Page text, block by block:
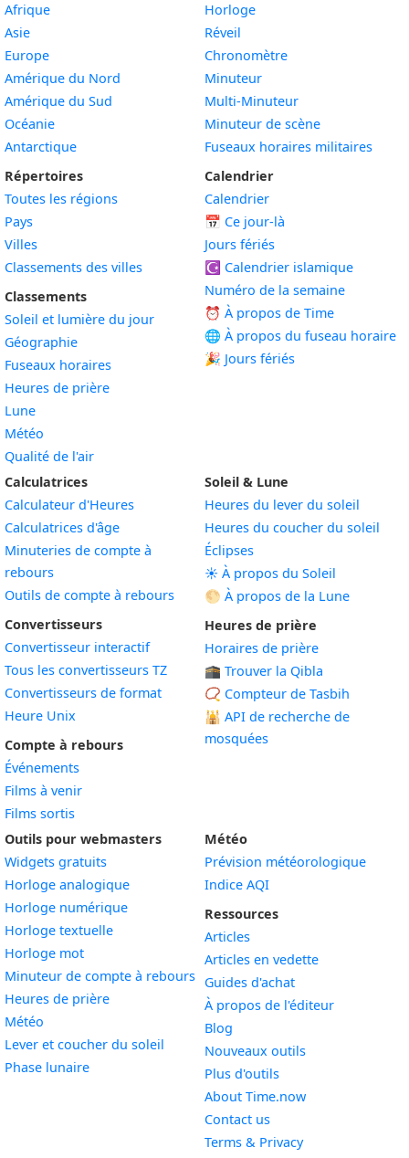
Afrique
Asie
Europe
Amérique du Nord
Amérique du Sud
Océanie
Antarctique
Répertoires
Toutes les régions
Pays
Villes
Classements des villes
Classements
Soleil et lumière du jour
Géographie
Fuseaux horaires
Heures de prière
Lune
Météo
Qualité de l'air
Horloge
Réveil
Chronomètre
Minuteur
Multi-Minuteur
Minuteur de scène
Fuseaux horaires militaires
Calendrier
Calendrier
📅 Ce jour-là
Jours fériés
☪️ Calendrier islamique
Numéro de la semaine
⏰ À propos de Time
🌐 À propos du fuseau horaire
🎉 Jours fériés
Calculatrices
Calculateur d'Heures
Calculatrices d'âge
Minuteries de compte à
rebours
Outils de compte à rebours
Convertisseurs
Convertisseur interactif
Tous les convertisseurs TZ
Convertisseurs de format
Heure Unix
Compte à rebours
Événements
Films à venir
Films sortis
Soleil & Lune
Heures du lever du soleil
Heures du coucher du soleil
Éclipses
☀️ À propos du Soleil
🌕 À propos de la Lune
Heures de prière
Horaires de prière
🕋 Trouver la Qibla
📿 Compteur de Tasbih
🕌 API de recherche de
mosquées
Outils pour webmasters
Widgets gratuits
Horloge analogiqueWidget
Horloge numériqueWidget
Horloge textuelleWidget
Horloge motWidget
Minuteur de compte à rebours Widget
Heures de prièreWidget
Météo
Lever et coucher du soleil
Phase lunaireWidget
Météo
Prévision météorologique
Indice AQI
Ressources
Articles
Articles en vedette
Guides d'achat
À propos de l'éditeur
Blog
Nouveaux outils
Plus d'outils
About Time.now
Contact us
Terms & Privacy